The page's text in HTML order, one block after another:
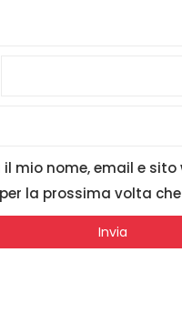
il mio nome, email e
la prossima volta